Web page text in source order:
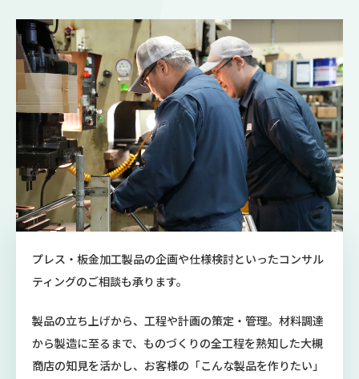
プレス・板金加工製品の企画や仕様検討といったコンサル
ティングのご相談も承ります。
製品の立ち上げから、工程や計画の策定・管理。材料調達
から製造に至るまで、ものづくりの全工程を熟知した大槻
商店の知見を活かし、お客様の「こんな製品を作りたい」